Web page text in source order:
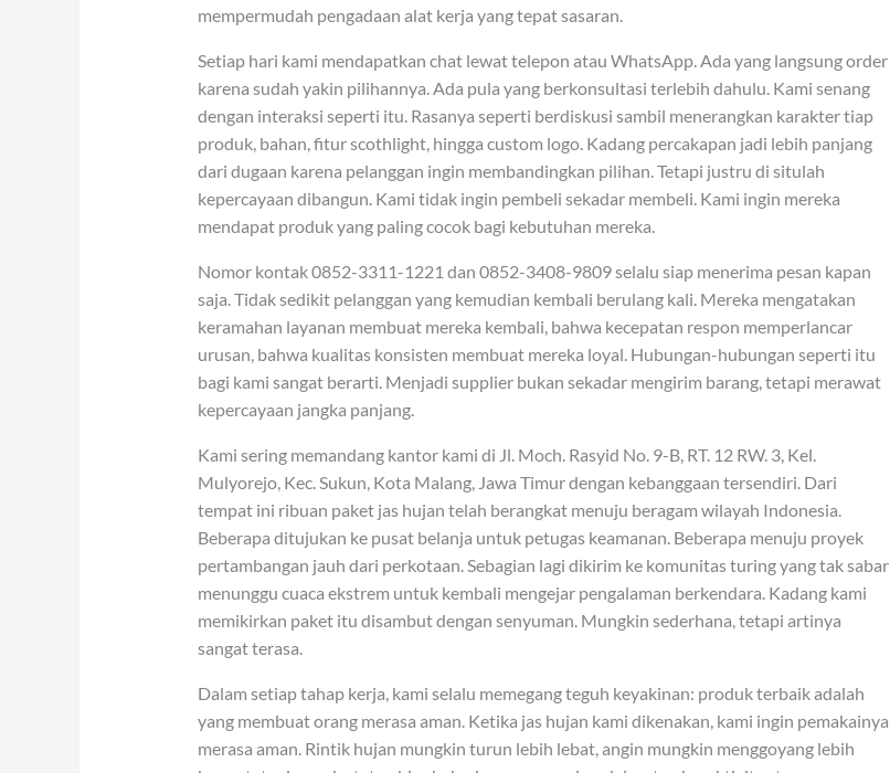
mempermudah pengadaan alat kerja yang tepat sasaran.
Setiap hari kami mendapatkan chat lewat telepon atau WhatsApp. Ada yang langsung order
karena sudah yakin pilihannya. Ada pula yang berkonsultasi terlebih dahulu. Kami senang
dengan interaksi seperti itu. Rasanya seperti berdiskusi sambil menerangkan karakter tiap
produk, bahan, fitur scothlight, hingga custom logo. Kadang percakapan jadi lebih panjang
dari dugaan karena pelanggan ingin membandingkan pilihan. Tetapi justru di situlah
kepercayaan dibangun. Kami tidak ingin pembeli sekadar membeli. Kami ingin mereka
mendapat produk yang paling cocok bagi kebutuhan mereka.
Nomor kontak 0852-3311-1221 dan 0852-3408-9809 selalu siap menerima pesan kapan
saja. Tidak sedikit pelanggan yang kemudian kembali berulang kali. Mereka mengatakan
keramahan layanan membuat mereka kembali, bahwa kecepatan respon memperlancar
urusan, bahwa kualitas konsisten membuat mereka loyal. Hubungan-hubungan seperti itu
bagi kami sangat berarti. Menjadi supplier bukan sekadar mengirim barang, tetapi merawat
kepercayaan jangka panjang.
Kami sering memandang kantor kami di Jl. Moch. Rasyid No. 9-B, RT. 12 RW. 3, Kel.
Mulyorejo, Kec. Sukun, Kota Malang, Jawa Timur dengan kebanggaan tersendiri. Dari
tempat ini ribuan paket jas hujan telah berangkat menuju beragam wilayah Indonesia.
Beberapa ditujukan ke pusat belanja untuk petugas keamanan. Beberapa menuju proyek
pertambangan jauh dari perkotaan. Sebagian lagi dikirim ke komunitas turing yang tak sabar
menunggu cuaca ekstrem untuk kembali mengejar pengalaman berkendara. Kadang kami
memikirkan paket itu disambut dengan senyuman. Mungkin sederhana, tetapi artinya
sangat terasa.
Dalam setiap tahap kerja, kami selalu memegang teguh keyakinan: produk terbaik adalah
yang membuat orang merasa aman. Ketika jas hujan kami dikenakan, kami ingin pemakainya
merasa aman. Rintik hujan mungkin turun lebih lebat, angin mungkin menggoyang lebih